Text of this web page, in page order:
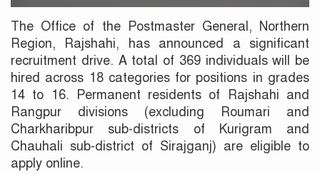
The Office of the Postmaster General, Northern
Region, Rajshahi, has announced a significant
recruitment drive. A total of 369 individuals will be
hired across 18 categories for positions in grades
14 to 16. Permanent residents of Rajshahi and
Rangpur divisions (excluding Roumari and
Charkharibpur sub-districts of Kurigram and
Chauhali sub-district of Sirajganj) are eligible to
apply online.